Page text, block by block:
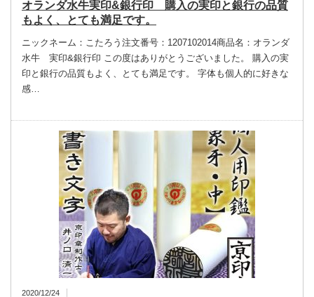
オランダ水牛実印&銀行印 購入の実印と銀行の品質
もよく、とても満足です。
ニックネーム：こたろう注文番号：1207102014商品名：オランダ
水牛 実印&銀行印 この度はありがとうございました。 購入の実
印と銀行の品質もよく、とても満足です。 字体も個人的に好きな
感…
2020/12/24